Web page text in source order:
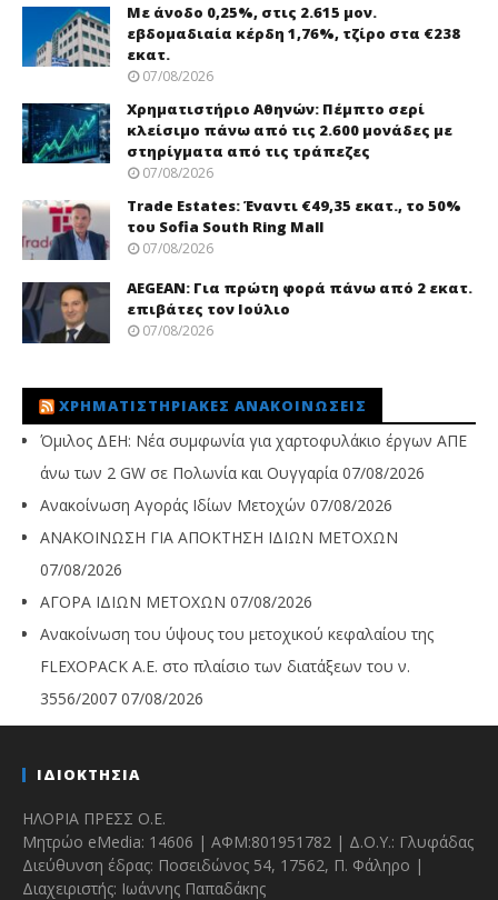
Με άνοδο 0,25%, στις 2.615 μον.
εβδομαδιαία κέρδη 1,76%, τζίρο στα €238
εκατ.
07/08/2026
Χρηματιστήριο Αθηνών: Πέμπτο σερί
κλείσιμο πάνω από τις 2.600 μονάδες με
στηρίγματα από τις τράπεζες
07/08/2026
Trade Εstates: Έναντι €49,35 εκατ., το 50%
του Sofia South Ring Mall
07/08/2026
AEGEAN: Για πρώτη φορά πάνω από 2 εκατ.
επιβάτες τον Ιούλιο
07/08/2026
ΧΡΗΜΑΤΙΣΤΗΡΙΑΚΈΣ ΑΝΑΚΟΙΝΏΣΕΙΣ
Όμιλος ΔΕΗ: Νέα συμφωνία για χαρτοφυλάκιο έργων ΑΠΕ
άνω των 2 GW σε Πολωνία και Ουγγαρία 07/08/2026
Ανακοίνωση Αγοράς Ιδίων Μετοχών 07/08/2026
ΑΝΑΚΟΙΝΩΣΗ ΓΙΑ ΑΠΟΚΤΗΣΗ ΙΔΙΩΝ ΜΕΤΟΧΩΝ
07/08/2026
ΑΓΟΡΑ ΙΔΙΩΝ ΜΕΤΟΧΩΝ 07/08/2026
Ανακοίνωση του ύψους του μετοχικού κεφαλαίου της
FLEXOPACK A.E. στο πλαίσιο των διατάξεων του ν.
3556/2007 07/08/2026
ΙΔΙΟΚΤΗΣΙΑ
ΗΛΟΡΙΑ ΠΡΕΣΣ Ο.Ε.
Μητρώο eMedia: 14606 | ΑΦΜ:801951782 | Δ.Ο.Υ.: Γλυφάδας
Διεύθυνση έδρας: Ποσειδώνος 54, 17562, Π. Φάληρο |
Διαχειριστής: Ιωάννης Παπαδάκης